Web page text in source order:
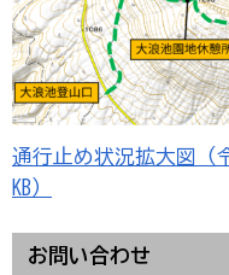
通行止め状況拡大図（
KB）
お問い合わせ